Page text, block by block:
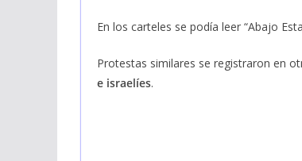
En los carteles se podía leer “Abajo
Protestas similares se registraron en
e israelíes.